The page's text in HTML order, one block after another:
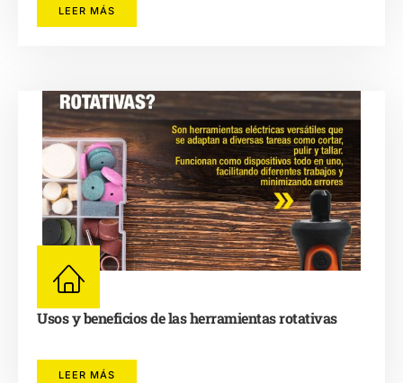
LEER MÁS
Usos y beneficios de las herramientas rotativas
LEER MÁS